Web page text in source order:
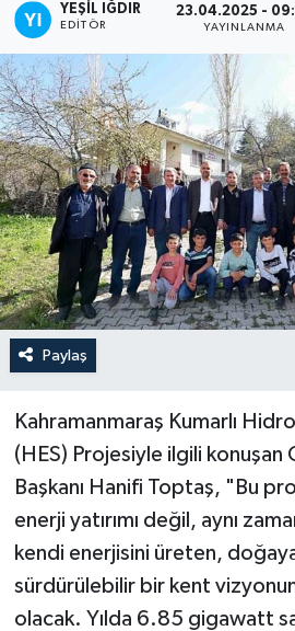
YEŞIL IĞDIR
EDITÖR
23.04.2025 -
YAYINLANMA
Paylaş
Kahramanmaraş Kumarlı
(HES) Projesiyle ilgili
Başkanı Hanifi Toptaş, "Bu
enerji yatırımı değil, aynı
kendi enerjisini üreten, doğaya
sürdürülebilir bir kent
olacak. Yılda 6.85 gigawatt